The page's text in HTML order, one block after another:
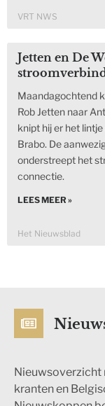
VRT NWS
Jetten en De
Maandagochtend
Rob Jetten naar
knipt hij er het
Brabo. De
onderstreept het
connectie.
LEES MEER »
Het Nieuwsblad
Nieuwsoverzicht
kranten en